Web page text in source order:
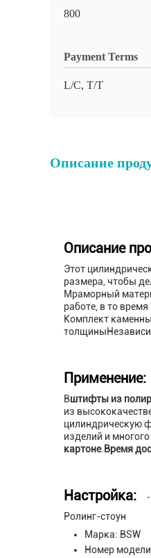
800
Payment Terms
L/C, T/T
Описание
Описание
Этот
размера, чтобы
Мраморный
работе, в то
Комплект
Применение:
Вштифты из
из
цилиндрическую
изделий и многого
картоне. Время
Настройка:
Ролинг-стоун
Марка: BSW
Номер